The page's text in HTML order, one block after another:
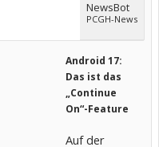
NewsBot
PCGH-News
Android 17:
Das ist das
„Continue
On“-Feature
Auf der